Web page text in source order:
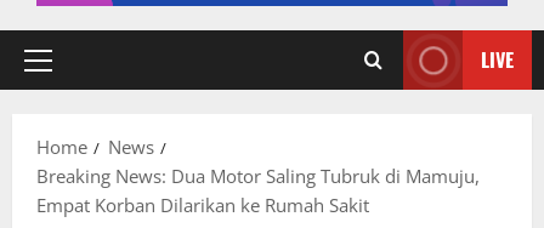
Primary
LIVE
Home
News
Breaking News: Dua Motor Saling Tubruk di Mamuju,
Empat Korban Dilarikan ke Rumah Sakit